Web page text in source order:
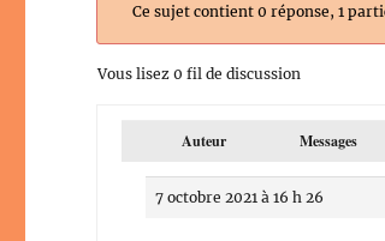
Ce sujet contient 0 réponse, 1
Vous lisez 0 fil de discussion
Auteur Messages
7 octobre 2021 à 16 h 26